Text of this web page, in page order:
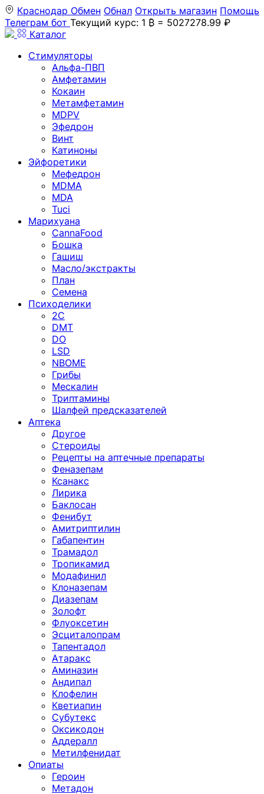
Краснодар Обмен Обнал Открыть магазин Помощь
Телеграм бот Текущий курс: 1 ₿ = 5027278.99 ₽
Каталог
Стимуляторы
Альфа-ПВП
Амфетамин
Кокаин
Метамфетамин
MDPV
Эфедрон
Винт
Катиноны
Эйфоретики
Мефедрон
MDMA
MDA
Tuci
Марихуана
CannaFood
Бошка
Гашиш
Масло/экстракты
План
Семена
Психоделики
2C
DMT
DO
LSD
NBOME
Грибы
Мескалин
Триптамины
Шалфей предсказателей
Аптека
Другое
Стероиды
Рецепты на аптечные препараты
Феназепам
Ксанакс
Лирика
Баклосан
Фенибут
Амитриптилин
Габапентин
Трамадол
Тропикамид
Модафинил
Клоназепам
Диазепам
Золофт
Флуоксетин
Эсциталопрам
Тапентадол
Атаракс
Аминазин
Андипал
Клофелин
Кветиапин
Субутекс
Оксикодон
Аддералл
Метилфенидат
Опиаты
Героин
Метадон